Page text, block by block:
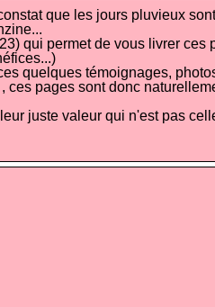
que les jours pluvieux
qui permet de vous livrer ces
quelques témoignages,
pages sont donc
juste valeur qui n'est pas